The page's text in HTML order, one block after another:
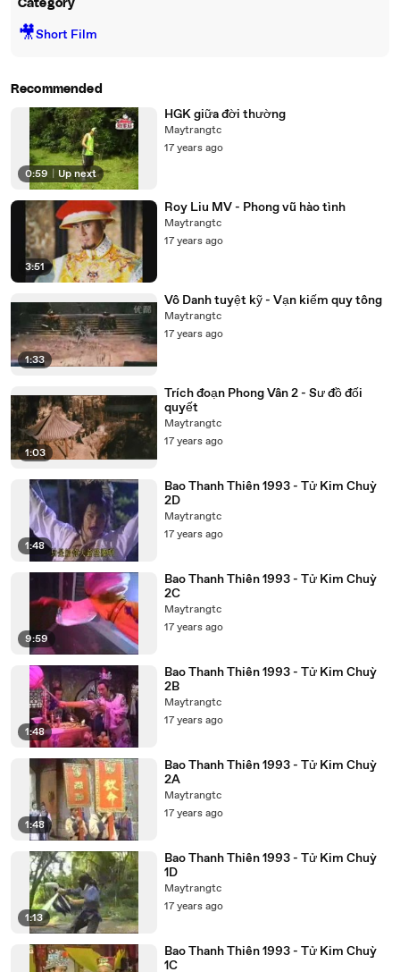
Category
🎥Short Film
Recommended
0:59 Up next
HGK giữa đời thường
Maytrangtc
17 years ago
3:51
Roy Liu MV - Phong vũ hào tình
Maytrangtc
17 years ago
1:33
Vô Danh tuyệt kỹ - Vạn kiếm quy tông
Maytrangtc
17 years ago
1:03
Trích đoạn Phong Vân 2 - Sư đồ đối
quyết
Maytrangtc
17 years ago
1:48
Bao Thanh Thiên 1993 - Tử Kim Chuỳ
2D
Maytrangtc
17 years ago
9:59
Bao Thanh Thiên 1993 - Tử Kim Chuỳ
2C
Maytrangtc
17 years ago
1:48
Bao Thanh Thiên 1993 - Tử Kim Chuỳ
2B
Maytrangtc
17 years ago
1:48
Bao Thanh Thiên 1993 - Tử Kim Chuỳ
2A
Maytrangtc
17 years ago
1:13
Bao Thanh Thiên 1993 - Tử Kim Chuỳ
1D
Maytrangtc
17 years ago
Bao Thanh Thiên 1993 - Tử Kim Chuỳ
1C